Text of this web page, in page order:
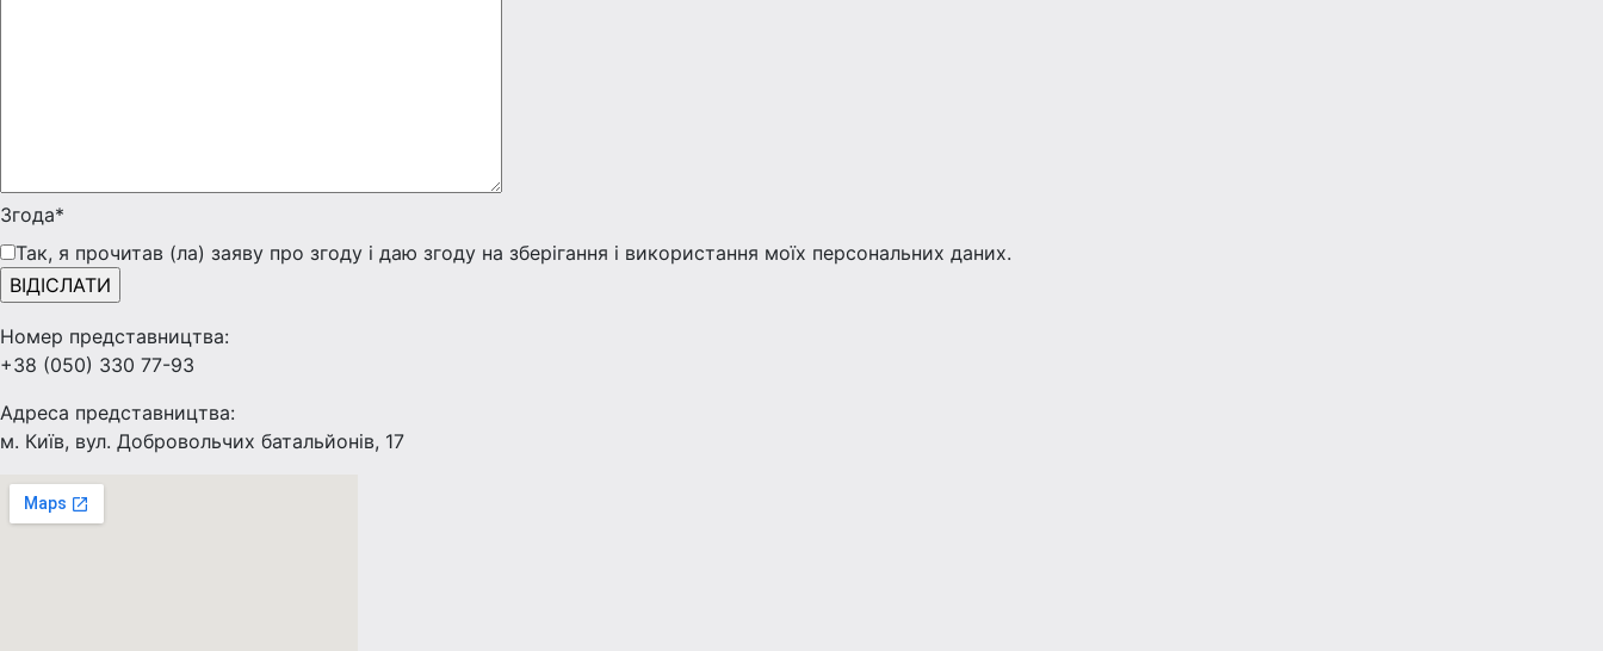
Згода*
Так, я прочитав (ла) заяву про згоду і даю згоду на зберігання і використання моїх персональних даних.
Номер представництва:
+38 (050) 330 77-93
Адреса представництва:
м. Київ, вул. Добровольчих батальйонів, 17